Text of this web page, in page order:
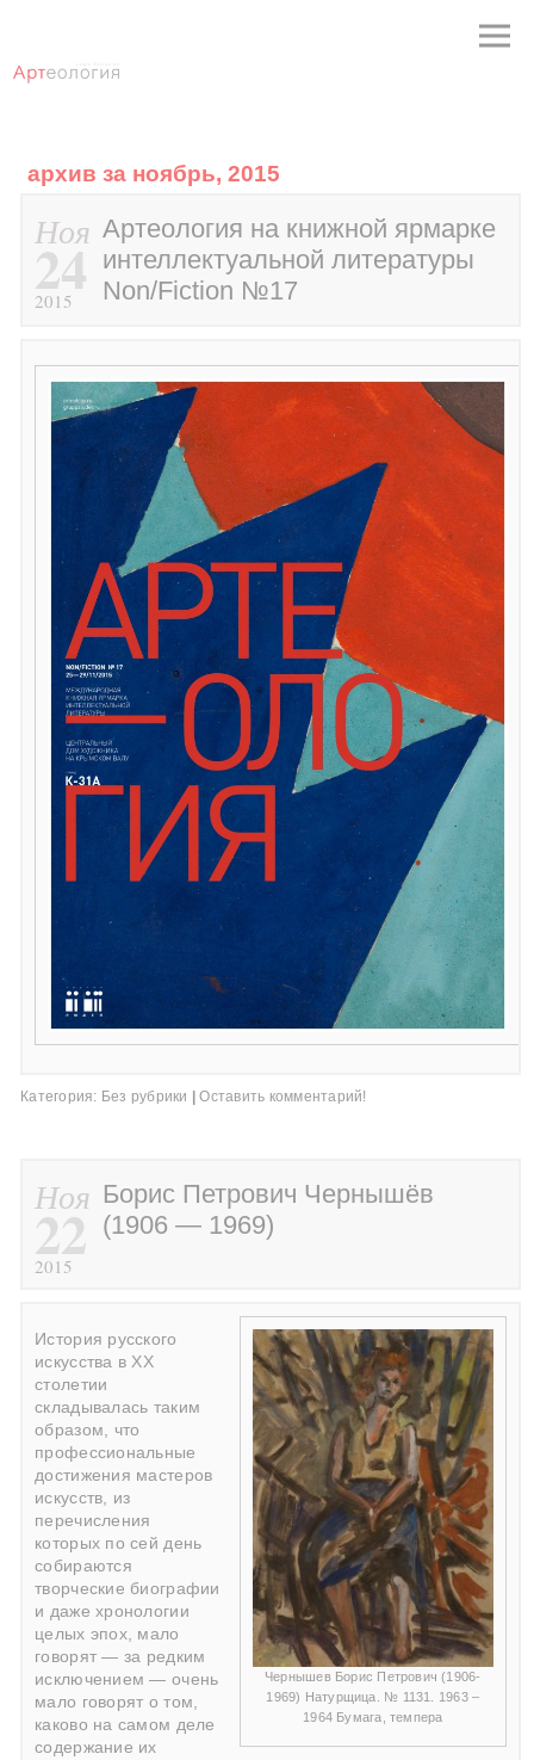
архив за ноябрь, 2015
Ноя
24
2015
Артеология на книжной ярмарке
интеллектуальной литературы
Non/Fiction №17
Категория: Без рубрики Оставить комментарий!
Ноя
22
2015
Борис Петрович Чернышёв
(1906 — 1969)
Чернышев Борис Петрович (1906-
1969) Натурщица. № 1131. 1963 –
1964 Бумага, темпера
История русского
искусства в ХХ
столетии
складывалась таким
образом, что
профессиональные
достижения мастеров
искусств, из
перечисления
которых по сей день
собираются
творческие биографии
и даже хронологии
целых эпох, мало
говорят — за редким
исключением — очень
мало говорят о том,
каково на самом деле
содержание их